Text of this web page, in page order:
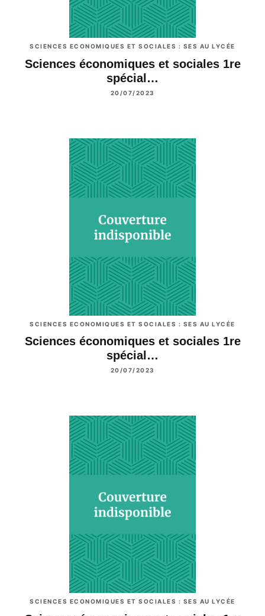
SCIENCES ECONOMIQUES ET SOCIALES : SES AU LYCÉE
Sciences économiques et sociales 1re
spécial…
20/07/2023
SCIENCES ECONOMIQUES ET SOCIALES : SES AU LYCÉE
Sciences économiques et sociales 1re
spécial…
20/07/2023
SCIENCES ECONOMIQUES ET SOCIALES : SES AU LYCÉE